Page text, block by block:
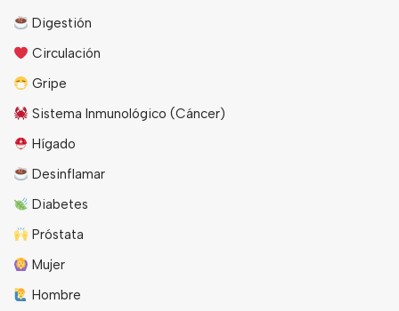
Digestión
Circulación
Gripe
Sistema Inmunológico (Cáncer)
Hígado
Desinflamar
Diabetes
Próstata
Mujer
Hombre